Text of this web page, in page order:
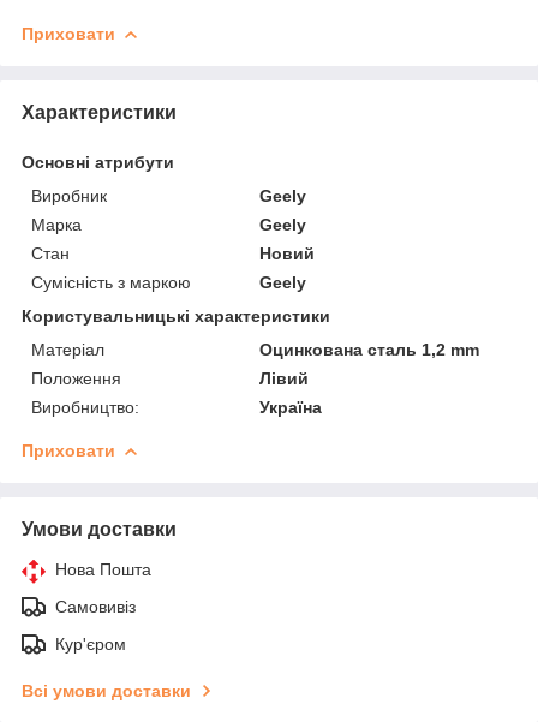
Приховати
Характеристики
Основні атрибути
Виробник
Geely
Марка
Geely
Стан
Новий
Сумісність з маркою
Geely
Користувальницькі характеристики
Матеріал
Оцинкована сталь 1,2 mm
Положення
Лівий
Виробництво:
Україна
Приховати
Умови доставки
Нова Пошта
Самовивіз
Кур'єром
Всі умови доставки